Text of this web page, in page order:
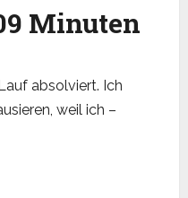
Minuten
absolviert. Ich
weil ich –